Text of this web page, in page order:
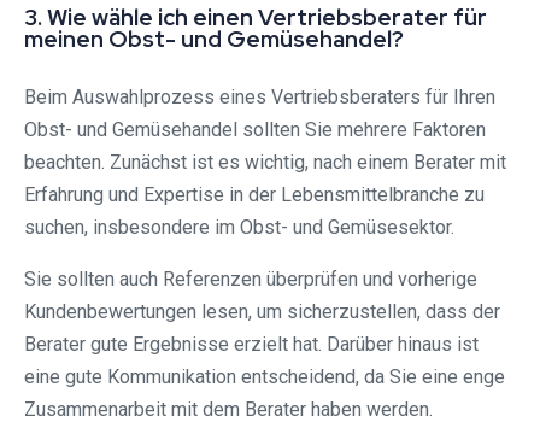
3. Wie wähle ich einen Vertriebsberater für
meinen Obst- und Gemüsehandel?
Beim Auswahlprozess eines Vertriebsberaters für Ihren
Obst- und Gemüsehandel sollten Sie mehrere Faktoren
beachten. Zunächst ist es wichtig, nach einem Berater mit
Erfahrung und Expertise in der Lebensmittelbranche zu
suchen, insbesondere im Obst- und Gemüsesektor.
Sie sollten auch Referenzen überprüfen und vorherige
Kundenbewertungen lesen, um sicherzustellen, dass der
Berater gute Ergebnisse erzielt hat. Darüber hinaus ist
eine gute Kommunikation entscheidend, da Sie eine enge
Zusammenarbeit mit dem Berater haben werden.